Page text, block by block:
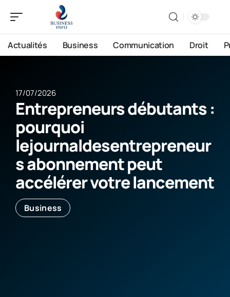
Actualités Business Communication Droit
17/07/2026
Entrepreneurs débutants :
pourquoi
lejournaldesentrepreneur
s abonnement peut
accélérer votre lancement
Business